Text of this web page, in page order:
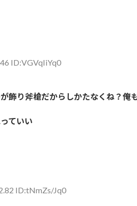
ID:VGVqIiYq0
飾り斧槍だからしかたなくね？俺
ていい
ID:tNmZs/Jq0